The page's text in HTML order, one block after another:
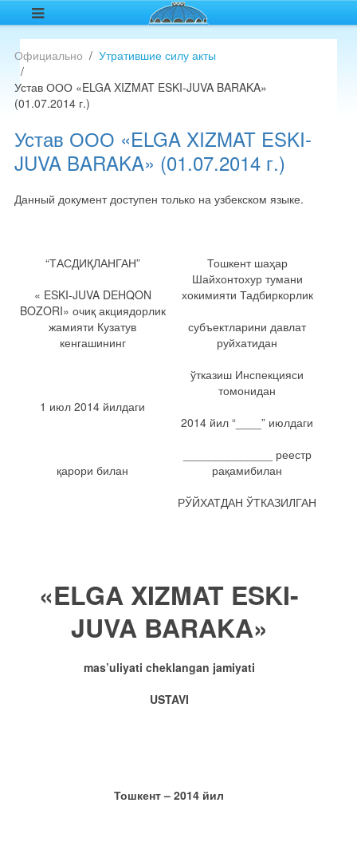
Официально
Утратившие силу акты
Устав ООО «ELGA XIZMAT ESKI-JUVA BARAKA»
(01.07.2014 г.)
Устав ООО «ELGA XIZMAT ESKI-
JUVA BARAKA» (01.07.2014 г.)
Данный документ доступен только на узбекском языке.
“ТАСДИҚЛАНГАН”
« ESKI-JUVA DEHQON
BOZORI» очиқ акциядорлик
жамияти Кузатув
кенгашининг
1 июл 2014 йилдаги
қарори билан
Тошкент шаҳар
Шайхонтохур тумани
хокимияти Тадбиркорлик
субъектларини давлат
руйхатидан
ўтказиш Инспекцияси
томонидан
2014 йил “____” июлдаги
______________ реестр
рақамибилан
РЎЙХАТДАН ЎТКАЗИЛГАН
«ELGA XIZMAT ESKI-
JUVA BARAKA»
mas’uliyati cheklangan jamiyati
USTAVI
Тошкент – 2014 йил